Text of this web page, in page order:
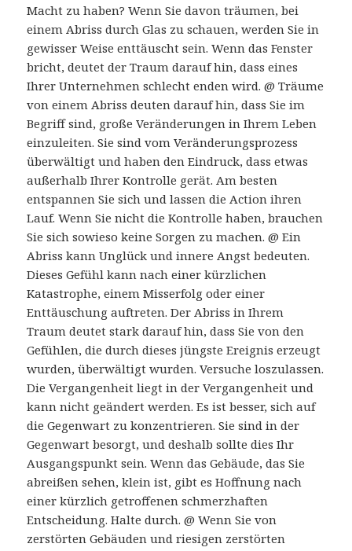
Macht zu haben? Wenn Sie davon träumen, bei
einem Abriss durch Glas zu schauen, werden Sie in
gewisser Weise enttäuscht sein. Wenn das Fenster
bricht, deutet der Traum darauf hin, dass eines
Ihrer Unternehmen schlecht enden wird. @ Träume
von einem Abriss deuten darauf hin, dass Sie im
Begriff sind, große Veränderungen in Ihrem Leben
einzuleiten. Sie sind vom Veränderungsprozess
überwältigt und haben den Eindruck, dass etwas
außerhalb Ihrer Kontrolle gerät. Am besten
entspannen Sie sich und lassen die Action ihren
Lauf. Wenn Sie nicht die Kontrolle haben, brauchen
Sie sich sowieso keine Sorgen zu machen. @ Ein
Abriss kann Unglück und innere Angst bedeuten.
Dieses Gefühl kann nach einer kürzlichen
Katastrophe, einem Misserfolg oder einer
Enttäuschung auftreten. Der Abriss in Ihrem
Traum deutet stark darauf hin, dass Sie von den
Gefühlen, die durch dieses jüngste Ereignis erzeugt
wurden, überwältigt wurden. Versuche loszulassen.
Die Vergangenheit liegt in der Vergangenheit und
kann nicht geändert werden. Es ist besser, sich auf
die Gegenwart zu konzentrieren. Sie sind in der
Gegenwart besorgt, und deshalb sollte dies Ihr
Ausgangspunkt sein. Wenn das Gebäude, das Sie
abreißen sehen, klein ist, gibt es Hoffnung nach
einer kürzlich getroffenen schmerzhaften
Entscheidung. Halte durch. @ Wenn Sie von
zerstörten Gebäuden und riesigen zerstörten